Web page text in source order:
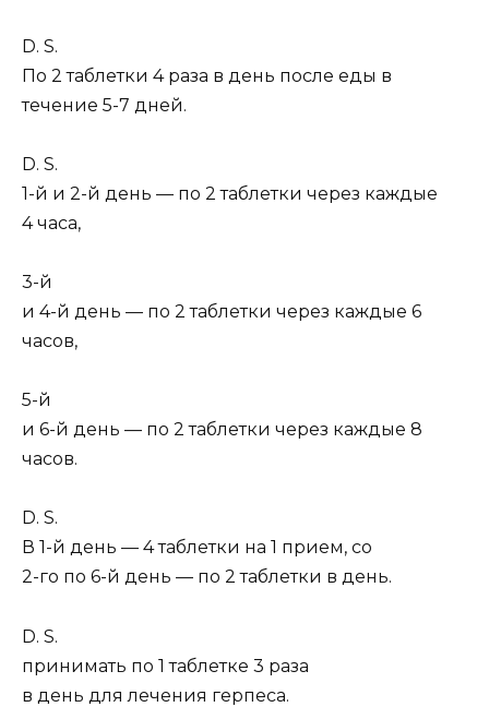
D. S.
По 2 таблетки 4 раза в день после еды в
течение 5-7 дней.
D. S.
1-й и 2-й день — по 2 таблетки через каждые
4 часа,
3-й
и 4-й день — по 2 таблетки через каждые 6
часов,
5-й
и 6-й день — по 2 таблетки через каждые 8
часов.
D. S.
В 1-й день — 4 таблетки на 1 прием, cо
2-го по 6-й день — по 2 таблетки в день.
D. S.
принимать по 1 таблетке 3 раза
в день для лечения герпеса.